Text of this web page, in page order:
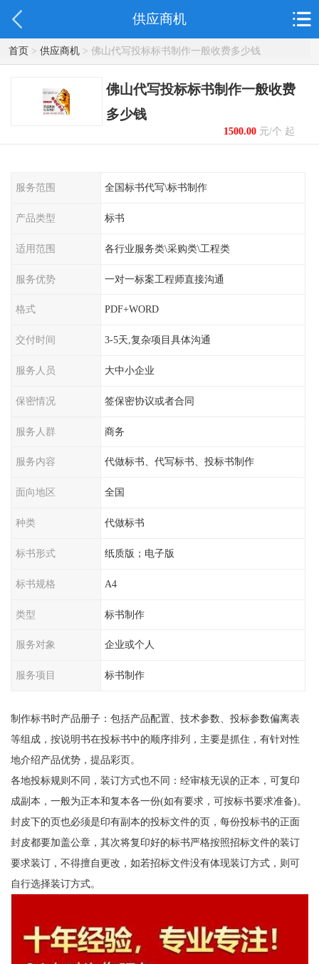
供应商机
首页> 供应商机> 佛山代写投标标书制作一般收费多少钱
佛山代写投标标书制作一般收费
多少钱
1500.00元/个 起
服务范围 全国标书代写\标书制作
产品类型 标书
适用范围 各行业服务类\采购类\工程类
服务优势 一对一标案工程师直接沟通
格式 PDF+WORD
交付时间 3-5天,复杂项目具体沟通
服务人员 大中小企业
保密情况 签保密协议或者合同
服务人群 商务
服务内容 代做标书、代写标书、投标书制作
面向地区 全国
种类 代做标书
标书形式 纸质版；电子版
标书规格 A4
类型 标书制作
服务对象 企业或个人
服务项目 标书制作
制作标书时产品册子：包括产品配置、技术参数、投标参数偏离表
等组成，按说明书在投标书中的顺序排列，主要是抓住，有针对性
地介绍产品优势，提品彩页。
各地投标规则不同，装订方式也不同：经审核无误的正本，可复印
成副本，一般为正本和复本各一份(如有要求，可按标书要求准备)。
封皮下的页也必须是印有副本的投标文件的页，每份投标书的正面
封皮都要加盖公章，其次将复印好的标书严格按照招标文件的装订
要求装订，不得擅自更改，如若招标文件没有体现装订方式，则可
自行选择装订方式。